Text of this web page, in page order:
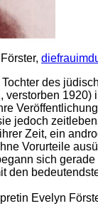
des
verstorben 1920)
jedoch
Zeit, ein
Vorurteile
sich
den
Evelyn